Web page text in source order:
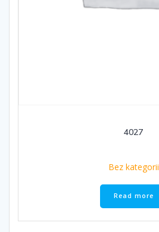
4027
Bez kategorii
Read more